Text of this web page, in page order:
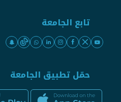
تابع الجامعة
حمّل تطبيق الجامعة